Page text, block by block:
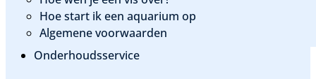
Hoe start ik een aquarium op
Algemene voorwaarden
Onderhoudsservice